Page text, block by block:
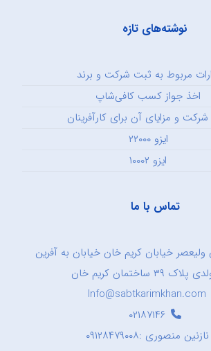
نوشته‌های تازه
مربوط به ثبت شرکت و برند
اخذ جواز کسب کافی‌شاپ
و مزایای آن برای کارآفرینان
ایزو ۲۲۰۰۰
ایزو ۱۰۰۰۲
تماس با ما
ولیعصر خیابان کریم خان خیابان به آفرین
ساختمان کریم خان
Info@sabtkarimkhan.com
۰۲۱۸۷۱۴۶
نازنین منصوری :۰۹۱۲۸۴۷۹۰۰۸